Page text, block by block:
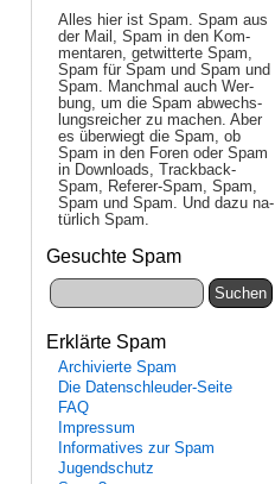
Alles hier ist Spam. Spam aus
der Mail, Spam in den Kom­
men­taren, ge­twit­ter­te Spam,
Spam für Spam und Spam und
Spam. Manch­mal auch Wer­
bung, um die Spam ab­wechs­
lungs­reich­er zu mach­en. Aber
es über­wiegt die Spam, ob
Spam in den Fo­ren oder Spam
in Down­loads, Track­back-
Spam, Re­fe­rer-Spam, Spam,
Spam und Spam. Und da­zu na­
tür­lich Spam.
Gesuchte Spam
Erklärte Spam
Archivierte Spam
Die Datenschleuder-Seite
FAQ
Impressum
Informatives zur Spam
Jugendschutz